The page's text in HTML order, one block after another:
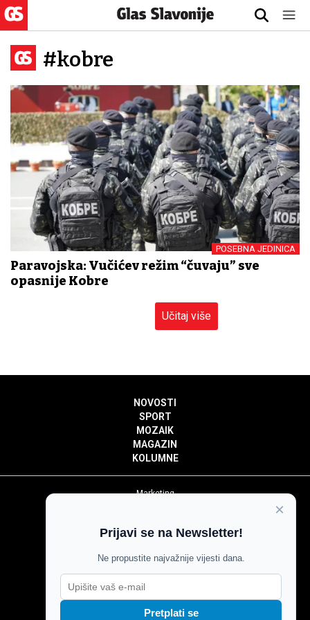
#kobre
POSEBNA JEDINICA
Paravojska: Vučićev režim “čuvaju” sve
opasnije Kobre
Učitaj više
NOVOSTI
SPORT
MOZAIK
MAGAZIN
KOLUMNE
Marketing
Impressum
Pravila komentiranja
Agroglas
×
Prijavi se na Newsletter!
Ne propustite najvažnije vijesti dana.
Pretplati se